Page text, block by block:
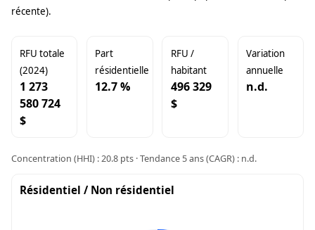
récente).
RFU totale
(2024)
1 273
580 724
$
Part
résidentielle
12.7 %
RFU /
habitant
496 329
$
Variation
annuelle
n.d.
Concentration (HHI) : 20.8 pts · Tendance 5 ans (CAGR) : n.d.
Résidentiel / Non résidentiel